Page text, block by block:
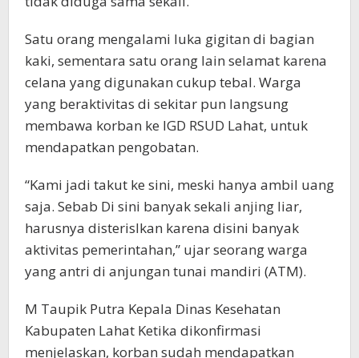
Satu orang mengalami luka gigitan di bagian
kaki, sementara satu orang lain selamat karena
celana yang digunakan cukup tebal. Warga
yang beraktivitas di sekitar pun langsung
membawa korban ke IGD RSUD Lahat, untuk
mendapatkan pengobatan.
“Kami jadi takut ke sini, meski hanya ambil uang
saja. Sebab Di sini banyak sekali anjing liar,
harusnya disterislkan karena disini banyak
aktivitas pemerintahan,” ujar seorang warga
yang antri di anjungan tunai mandiri (ATM).
M Taupik Putra Kepala Dinas Kesehatan
Kabupaten Lahat Ketika dikonfirmasi
menjelaskan, korban sudah mendapatkan